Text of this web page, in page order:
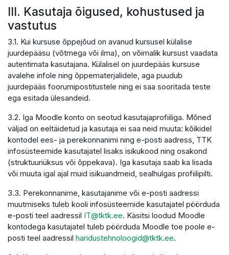
III. Kasutaja õigused, kohustused ja
vastutus
3.1. Kui kursuse õppejõud on avanud kursusel külalise
juurdepääsu (võtmega või ilma), on võimalik kursust vaadata
autentimata kasutajana. Külalisel on juurdepääs kursuse
avalehe infole ning õppematerjalidele, aga puudub
juurdepääs foorumipostitustele ning ei saa sooritada teste
ega esitada ülesandeid.
3.2. Iga Moodle konto on seotud kasutajaprofiiliga. Mõned
väljad on eeltäidetud ja kasutaja ei saa neid muuta: kõikidel
kontodel ees- ja perekonnanimi ning e-posti aadress, TTK
infosüsteemide kasutajatel lisaks isikukood ning osakond
(struktuuriüksus või õppekava). Iga kasutaja saab ka lisada
või muuta igal ajal muid isikuandmeid, sealhulgas profiilipilti.
3.3. Perekonnanime, kasutajanime või e-posti aadressi
muutmiseks tuleb kooli infosüsteemide kasutajatel pöörduda
e-posti teel aadressil IT@tktk.ee. Käsitsi loodud Moodle
kontodega kasutajatel tuleb pöörduda Moodle toe poole e-
posti teel aadressil haridustehnoloogid@tktk.ee.